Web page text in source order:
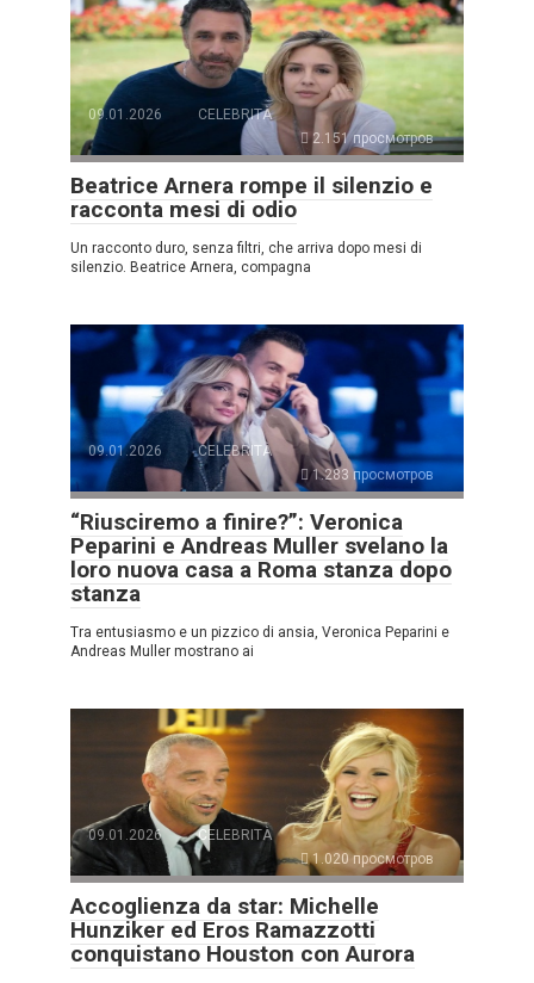
09.01.2026
CELEBRITÀ
2.151 просмотров
Beatrice Arnera rompe il silenzio e
racconta mesi di odio
Un racconto duro, senza filtri, che arriva dopo mesi di
silenzio. Beatrice Arnera, compagna
09.01.2026
CELEBRITÀ
1.283 просмотров
“Riusciremo a finire?”: Veronica
Peparini e Andreas Muller svelano la
loro nuova casa a Roma stanza dopo
stanza
Tra entusiasmo e un pizzico di ansia, Veronica Peparini e
Andreas Muller mostrano ai
09.01.2026
CELEBRITÀ
1.020 просмотров
Accoglienza da star: Michelle
Hunziker ed Eros Ramazzotti
conquistano Houston con Aurora